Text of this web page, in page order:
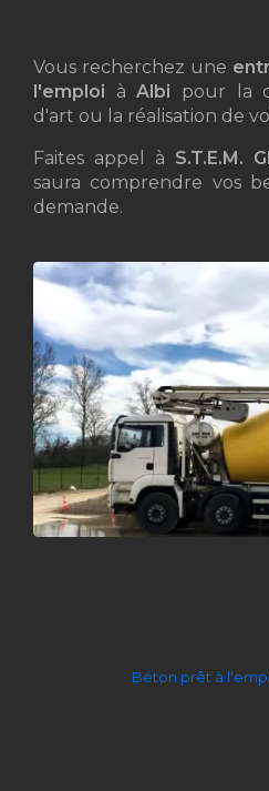
Vous recherchez une
l'emploi àAlbi pour la
d'art ou la réalisation de
Faites appel à S.T.E.M.
saura comprendre vos
demande.
Béton prêt à